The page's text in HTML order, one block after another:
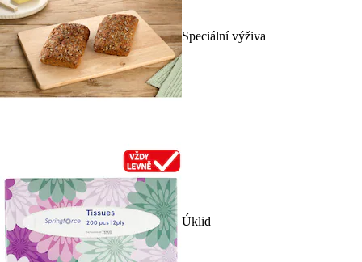
Speciální výživa
Úklid